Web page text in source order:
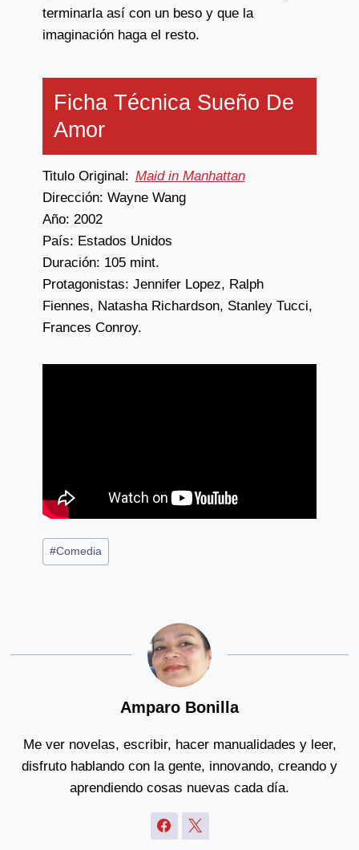
terminarla así con un beso y que la
imaginación haga el resto.
Ficha Técnica Sueño De
Amor
Titulo Original: Maid in Manhattan
Dirección: Wayne Wang
Año: 2002
País: Estados Unidos
Duración: 105 mint.
Protagonistas: Jennifer Lopez, Ralph
Fiennes, Natasha Richardson, Stanley Tucci,
Frances Conroy.
Post
Tags:
#Comedia
Amparo Bonilla
Me ver novelas, escribir, hacer manualidades y leer,
disfruto hablando con la gente, innovando, creando y
aprendiendo cosas nuevas cada día.